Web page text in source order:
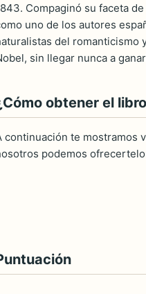
Compaginó su faceta
uno de los autores
del romanticismo
sin llegar nunca a
obtener el
continuación te mostramos
podemos